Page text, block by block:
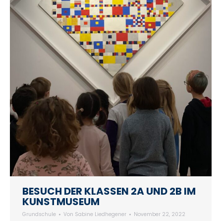
BESUCH DER KLASSEN 2A UND 2B IM
KUNSTMUSEUM
Grundschule Von Sabine Liedhegener November 22, 2022